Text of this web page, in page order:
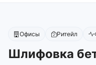
Офисы Ритейл
Шлифовка